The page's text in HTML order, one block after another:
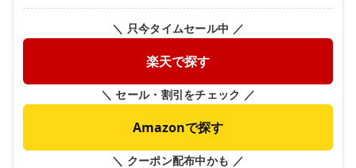
＼ 只今タイムセール中 ／
楽天で探す
＼ セール・割引をチェック ／
Amazonで探す
＼ クーポン配布中かも ／